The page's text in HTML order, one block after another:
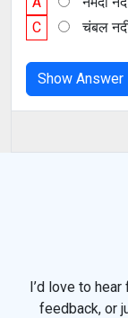
C
चंबल
Show Answer
I’d love to
feedback, or